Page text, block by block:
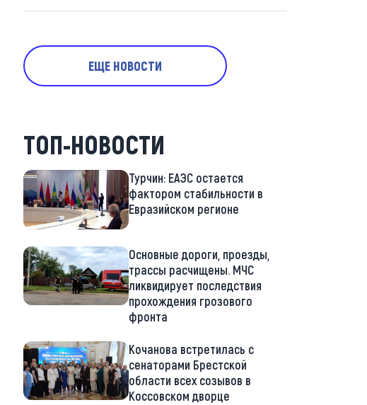
ЕЩЕ НОВОСТИ
ТОП-НОВОСТИ
Турчин: ЕАЭС остается
фактором стабильности в
Евразийском регионе
Основные дороги, проезды,
трассы расчищены. МЧС
ликвидирует последствия
прохождения грозового
фронта
Кочанова встретилась с
сенаторами Брестской
области всех созывов в
Коссовском дворце